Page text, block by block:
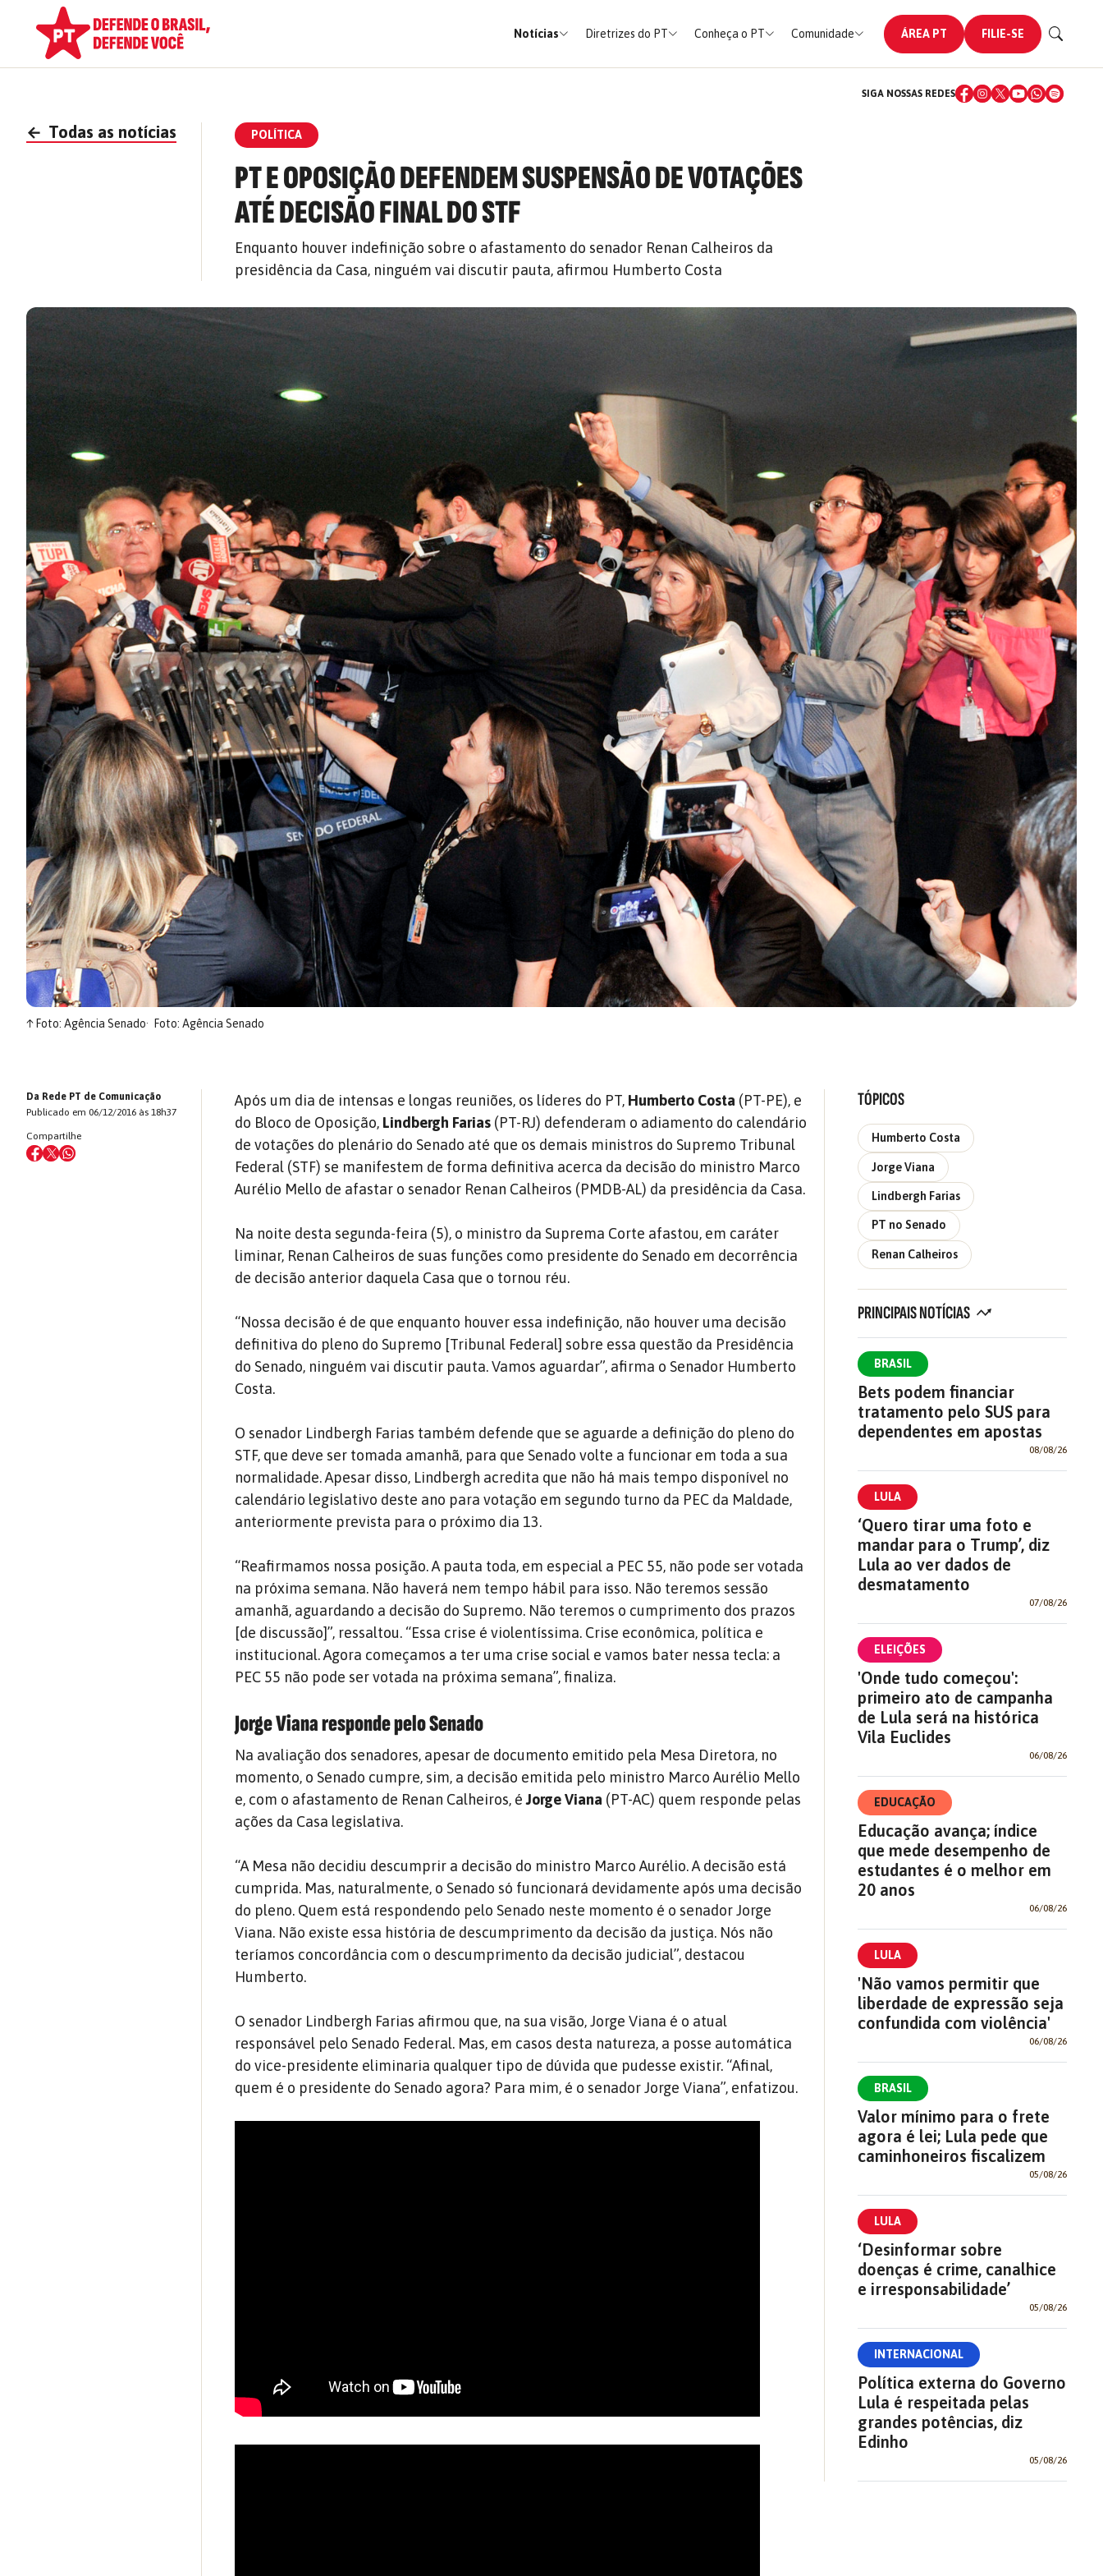
Notícias Diretrizes do PT Conheça o PT Comunidade ÁREA PT FILIE-SE
SIGA NOSSAS REDES
← Todas as notícias POLÍTICA
PT E OPOSIÇÃO DEFENDEM SUSPENSÃO DE VOTAÇÕES
ATÉ DECISÃO FINAL DO STF
Enquanto houver indefinição sobre o afastamento do senador Renan Calheiros da
presidência da Casa, ninguém vai discutir pauta, afirmou Humberto Costa
↑Foto: Agência Senado Foto: Agência Senado
Da Rede PT de Comunicação
Publicado em 06/12/2016 às 18h37
Compartilhe
Após um dia de intensas e longas reuniões, os líderes do PT, Humberto Costa (PT-PE), e
do Bloco de Oposição, Lindbergh Farias (PT-RJ) defenderam o adiamento do calendário
de votações do plenário do Senado até que os demais ministros do Supremo Tribunal
Federal (STF) se manifestem de forma definitiva acerca da decisão do ministro Marco
Aurélio Mello de afastar o senador Renan Calheiros (PMDB-AL) da presidência da Casa.
Na noite desta segunda-feira (5), o ministro da Suprema Corte afastou, em caráter
liminar, Renan Calheiros de suas funções como presidente do Senado em decorrência
de decisão anterior daquela Casa que o tornou réu.
“Nossa decisão é de que enquanto houver essa indefinição, não houver uma decisão
definitiva do pleno do Supremo [Tribunal Federal] sobre essa questão da Presidência
do Senado, ninguém vai discutir pauta. Vamos aguardar”, afirma o Senador Humberto
Costa.
O senador Lindbergh Farias também defende que se aguarde a definição do pleno do
STF, que deve ser tomada amanhã, para que Senado volte a funcionar em toda a sua
normalidade. Apesar disso, Lindbergh acredita que não há mais tempo disponível no
calendário legislativo deste ano para votação em segundo turno da PEC da Maldade,
anteriormente prevista para o próximo dia 13.
“Reafirmamos nossa posição. A pauta toda, em especial a PEC 55, não pode ser votada
na próxima semana. Não haverá nem tempo hábil para isso. Não teremos sessão
amanhã, aguardando a decisão do Supremo. Não teremos o cumprimento dos prazos
[de discussão]”, ressaltou. “Essa crise é violentíssima. Crise econômica, política e
institucional. Agora começamos a ter uma crise social e vamos bater nessa tecla: a
PEC 55 não pode ser votada na próxima semana”, finaliza.
Jorge Viana responde pelo Senado
Na avaliação dos senadores, apesar de documento emitido pela Mesa Diretora, no
momento, o Senado cumpre, sim, a decisão emitida pelo ministro Marco Aurélio Mello
e, com o afastamento de Renan Calheiros, éJorge Viana (PT-AC) quem responde pelas
ações da Casa legislativa.
“A Mesa não decidiu descumprir a decisão do ministro Marco Aurélio. A decisão está
cumprida. Mas, naturalmente, o Senado só funcionará devidamente após uma decisão
do pleno. Quem está respondendo pelo Senado neste momento é o senador Jorge
Viana. Não existe essa história de descumprimento da decisão da justiça. Nós não
teríamos concordância com o descumprimento da decisão judicial”, destacou
Humberto.
O senador Lindbergh Farias afirmou que, na sua visão, Jorge Viana é o atual
responsável pelo Senado Federal. Mas, em casos desta natureza, a posse automática
do vice-presidente eliminaria qualquer tipo de dúvida que pudesse existir. “Afinal,
quem é o presidente do Senado agora? Para mim, é o senador Jorge Viana”, enfatizou.
TÓPICOS
Humberto Costa
Jorge Viana
Lindbergh Farias
PT no Senado
Renan Calheiros
PRINCIPAIS NOTÍCIAS
BRASIL
Bets podem financiar
tratamento pelo SUS para
dependentes em apostas
08/08/26
LULA
‘Quero tirar uma foto e
mandar para o Trump’, diz
Lula ao ver dados de
desmatamento
07/08/26
ELEIÇÕES
'Onde tudo começou':
primeiro ato de campanha
de Lula será na histórica
Vila Euclides
06/08/26
EDUCAÇÃO
Educação avança; índice
que mede desempenho de
estudantes é o melhor em
20 anos
06/08/26
LULA
'Não vamos permitir que
liberdade de expressão seja
confundida com violência'
06/08/26
BRASIL
Valor mínimo para o frete
agora é lei; Lula pede que
caminhoneiros fiscalizem
05/08/26
LULA
‘Desinformar sobre
doenças é crime, canalhice
e irresponsabilidade’
05/08/26
INTERNACIONAL
Política externa do Governo
Lula é respeitada pelas
grandes potências, diz
Edinho
05/08/26